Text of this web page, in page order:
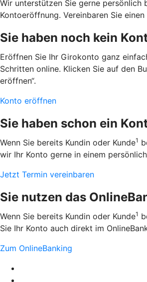
Wir unterstützen Sie gerne persönlich
Kontoeröffnung. Vereinbaren Sie einen
Sie haben noch kein
Eröffnen Sie Ihr Girokonto ganz
Schritten online. Klicken Sie auf den
eröffnen“.
Konto eröffnen
Sie haben schon ein
Wenn Sie bereits Kundin oder Kunde1
wir Ihr Konto gerne in einem
Jetzt Termin vereinbaren
Sie nutzen das
Wenn Sie bereits Kundin oder Kunde1
Sie Ihr Konto auch direkt im
Zum OnlineBanking